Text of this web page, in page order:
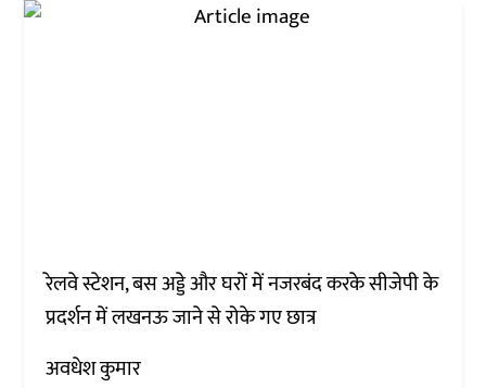
रेलवे स्टेशन, बस अड्डे और घरों में नजरबंद करके सीजेपी के
प्रदर्शन में लखनऊ जाने से रोके गए छात्र
अवधेश कुमार